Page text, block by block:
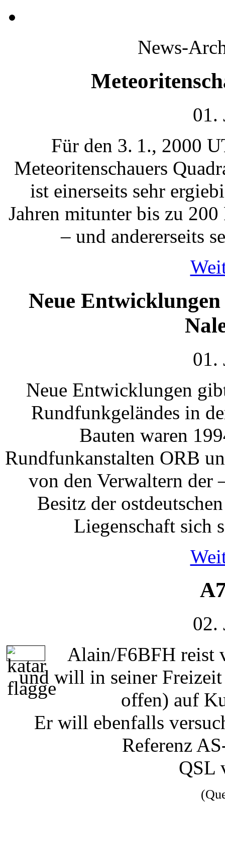
News-
01.
Für den 3. 1., 2000
Meteoritenschauers
ist einerseits sehr
Jahren mitunter bis zu
– und andererseits
Neue
01.
Neue Entwicklungen
Rundfunkgeländes in
Bauten waren
Rundfunkanstalten ORB
von den Verwaltern der
Besitz der
Liegenschaft sich
02.
Alain/F6BFH reist
und will in seiner
offen) auf
Er will ebenfalls
Referenz
QSL